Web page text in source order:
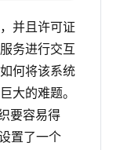
并且许可证
务进行交互
何将该系统
大的难题。
要容易得
置了一个